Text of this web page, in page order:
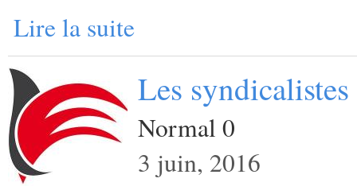
Lire la suite
Les
Normal 0
3 juin, 2016